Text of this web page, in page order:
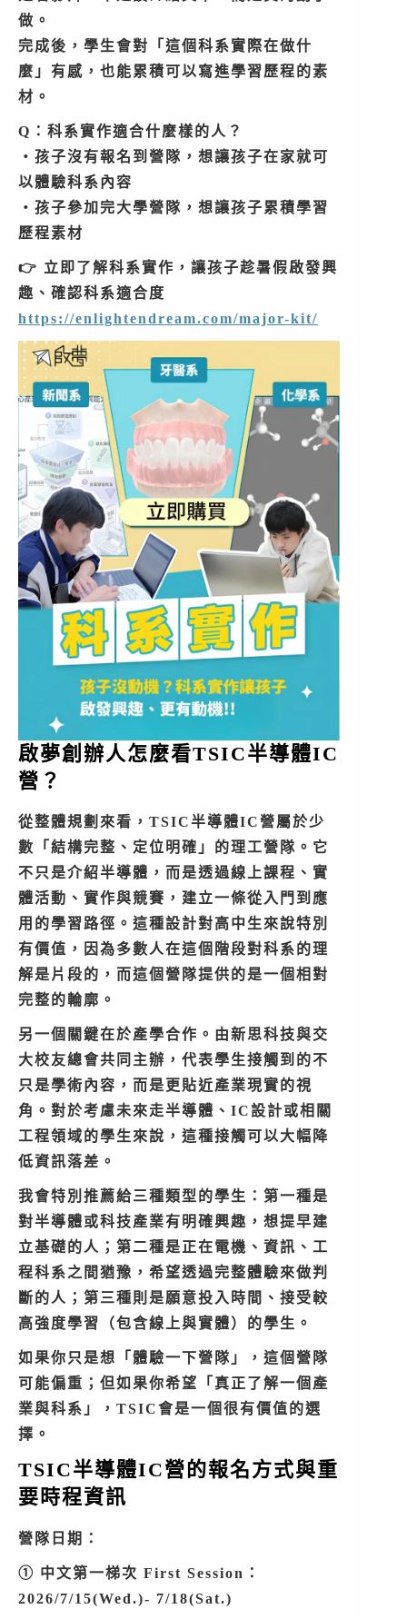
做。
完成後，學生會對「這個科系實際在做什
麼」有感，也能累積可以寫進學習歷程的素
材。
Q：科系實作適合什麼樣的人？
・孩子沒有報名到營隊，想讓孩子在家就可
以體驗科系內容
・孩子參加完大學營隊，想讓孩子累積學習
歷程素材
👉 立即了解科系實作，讓孩子趁暑假啟發興
趣、確認科系適合度
https://enlightendream.com/major-kit/
啟夢創辦人怎麼看TSIC半導體IC
營？
從整體規劃來看，TSIC半導體IC營屬於少
數「結構完整、定位明確」的理工營隊。它
不只是介紹半導體，而是透過線上課程、實
體活動、實作與競賽，建立一條從入門到應
用的學習路徑。這種設計對高中生來說特別
有價值，因為多數人在這個階段對科系的理
解是片段的，而這個營隊提供的是一個相對
完整的輪廓。
另一個關鍵在於產學合作。由新思科技與交
大校友總會共同主辦，代表學生接觸到的不
只是學術內容，而是更貼近產業現實的視
角。對於考慮未來走半導體、IC設計或相關
工程領域的學生來說，這種接觸可以大幅降
低資訊落差。
我會特別推薦給三種類型的學生：第一種是
對半導體或科技產業有明確興趣，想提早建
立基礎的人；第二種是正在電機、資訊、工
程科系之間猶豫，希望透過完整體驗來做判
斷的人；第三種則是願意投入時間、接受較
高強度學習（包含線上與實體）的學生。
如果你只是想「體驗一下營隊」，這個營隊
可能偏重；但如果你希望「真正了解一個產
業與科系」，TSIC會是一個很有價值的選
擇。
TSIC半導體IC營的報名方式與重
要時程資訊
營隊日期：
① 中文第一梯次 First Session：
2026/7/15(Wed.)- 7/18(Sat.)